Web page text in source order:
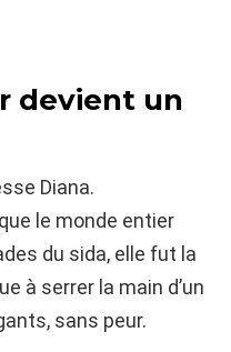
devient un
Diana.
le monde entier
du sida, elle fut la
à serrer la main d’un
sans peur.